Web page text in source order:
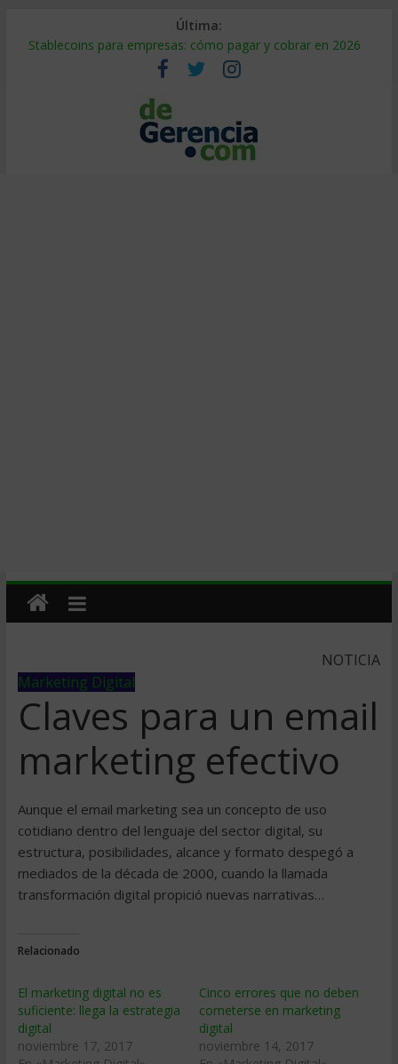
Última:
Stablecoins para empresas: cómo pagar y cobrar en 2026
Despido silencioso: qué es y por qué sale tan caro
IA en selección de personal: cómo auditarla a tiempo
Trabajo forzoso en la cadena de suministro: qué hacer
Mercado hispano de EE. UU.: cómo segmentarlo y venderle
NOTICIA
Marketing Digital
Claves para un email
marketing efectivo
Aunque el email marketing sea un concepto de uso
cotidiano dentro del lenguaje del sector digital, su
estructura, posibilidades, alcance y formato despegó a
mediados de la década de 2000, cuando la llamada
transformación digital propició nuevas narrativas…
Relacionado
El marketing digital no es
suficiente: llega la estrategia
digital
noviembre 17, 2017
Cinco errores que no deben
cometerse en marketing
digital
noviembre 14, 2017